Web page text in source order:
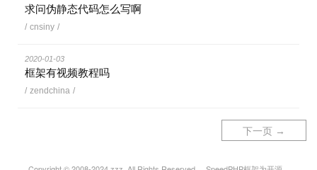
求问伪静态代码怎么写啊
/ cnsiny /
2020-01-03
框架有视频教程吗
/ zendchina /
下一页 →